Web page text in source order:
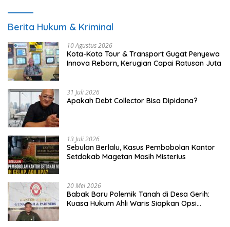
Berita Hukum & Kriminal
10 Agustus 2026
Kota-Kota Tour & Transport Gugat Penyewa
Innova Reborn, Kerugian Capai Ratusan Juta
31 Juli 2026
Apakah Debt Collector Bisa Dipidana?
13 Juli 2026
Sebulan Berlalu, Kasus Pembobolan Kantor
Setdakab Magetan Masih Misterius
20 Mei 2026
Babak Baru Polemik Tanah di Desa Gerih:
Kuasa Hukum Ahli Waris Siapkan Opsi